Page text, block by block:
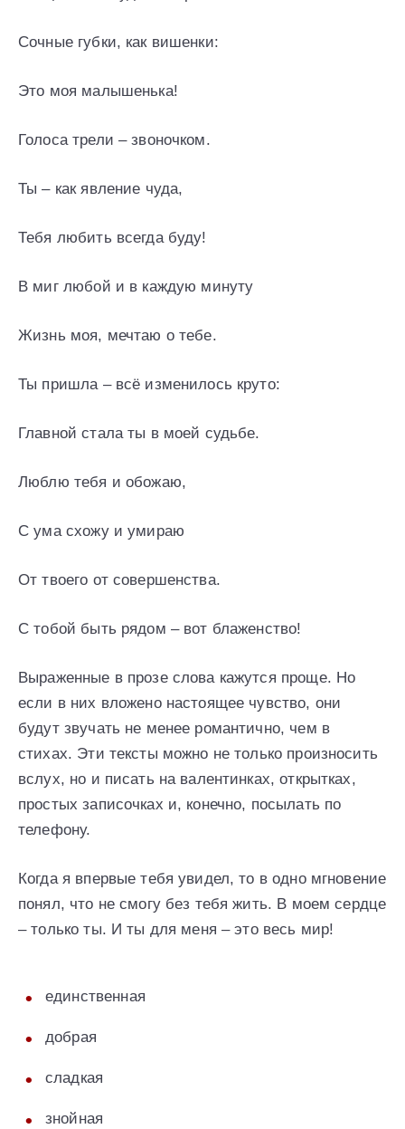
Сочные губки, как вишенки:
Это моя малышенька!
Голоса трели – звоночком.
Ты – как явление чуда,
Тебя любить всегда буду!
В миг любой и в каждую минуту
Жизнь моя, мечтаю о тебе.
Ты пришла – всё изменилось круто:
Главной стала ты в моей судьбе.
Люблю тебя и обожаю,
С ума схожу и умираю
От твоего от совершенства.
С тобой быть рядом – вот блаженство!
Выраженные в прозе слова кажутся проще. Но
если в них вложено настоящее чувство, они
будут звучать не менее романтично, чем в
стихах. Эти тексты можно не только произносить
вслух, но и писать на валентинках, открытках,
простых записочках и, конечно, посылать по
телефону.
Когда я впервые тебя увидел, то в одно мгновение
понял, что не смогу без тебя жить. В моем сердце
– только ты. И ты для меня – это весь мир!
единственная
добрая
сладкая
знойная